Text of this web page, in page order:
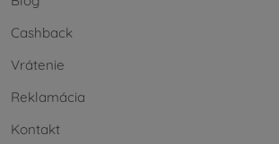
Cashback
Vrátenie
Reklamácia
Kontakt